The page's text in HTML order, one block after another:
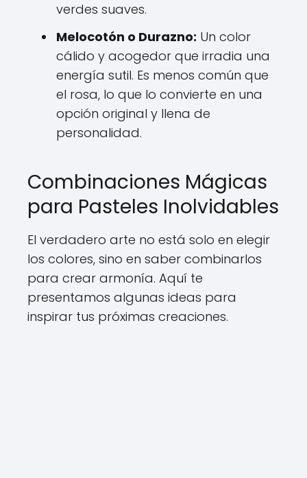
verdes suaves.
Melocotón o Durazno: Un color
cálido y acogedor que irradia una
energía sutil. Es menos común que
el rosa, lo que lo convierte en una
opción original y llena de
personalidad.
Combinaciones Mágicas
para Pasteles Inolvidables
El verdadero arte no está solo en elegir
los colores, sino en saber combinarlos
para crear armonía. Aquí te
presentamos algunas ideas para
inspirar tus próximas creaciones.